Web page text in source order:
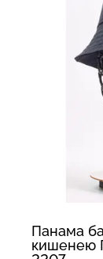
Панама
кишенею